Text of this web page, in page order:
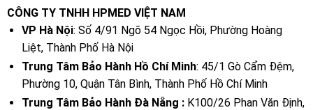
CÔNG TY TNHH HPMED VIỆT NAM
VP Hà Nội: Số 4/91 Ngõ 54 Ngọc Hồi, Phường Hoàng
Liệt, Thành Phố Hà Nội
Trung Tâm Bảo Hành Hồ Chí Minh: 45/1 Gò Cẩm Đệm,
Phường 10, Quận Tân Bình, Thành Phố Hồ Chí Minh
Trung Tâm Bảo Hành Đà Nẵng :K100/26 Phan Văn Định,